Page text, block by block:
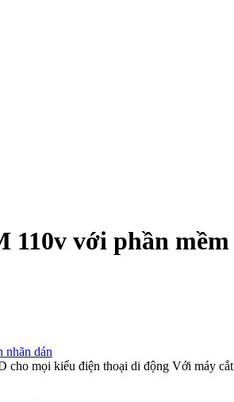
110v với phần
nhãn dán
mọi kiểu điện thoại di động Với máy